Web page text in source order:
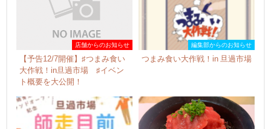
店舗からのお知らせ
【予告12/7開催】♯つまみ食い
大作戦！in旦過市場 ♯イベン
ト概要を大公開！
編集部からのお知らせ
つまみ食い大作戦！in 旦過市場